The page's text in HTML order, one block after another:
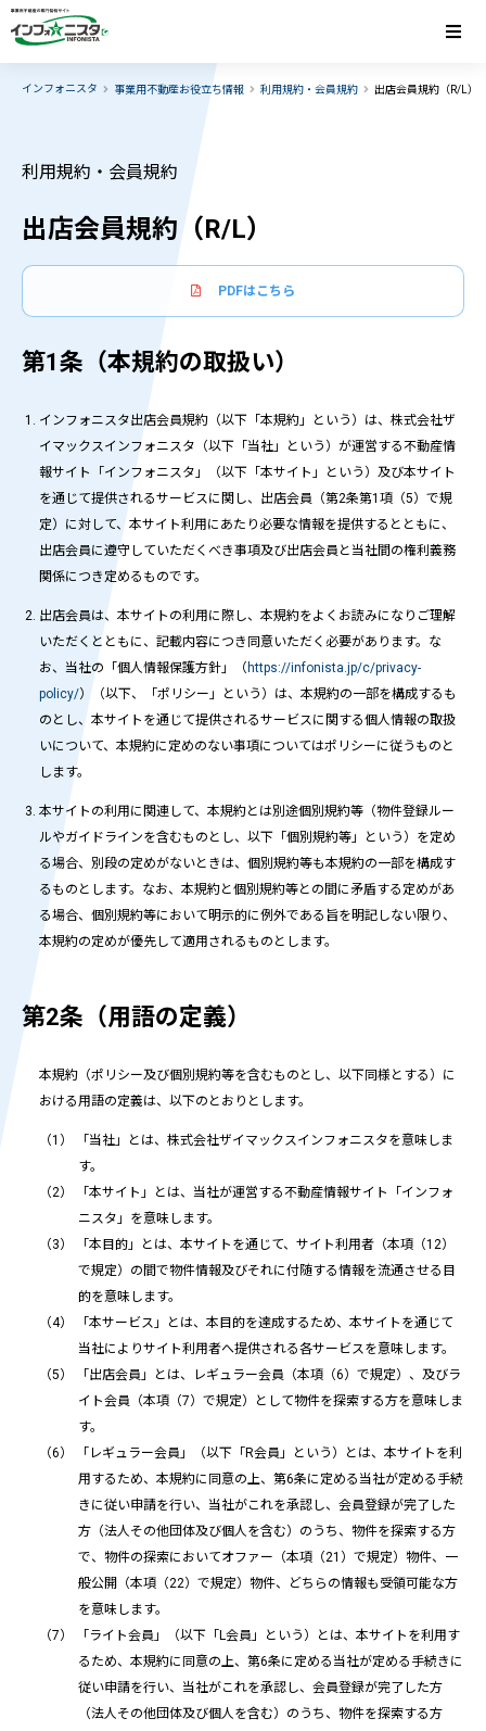
インフォニスタ 事業用不動産お役立ち情報 利用規約・会員規約 出店会員規約（R/L）
利用規約・会員規約
出店会員規約（R/L）
PDFはこちら
第1条（本規約の取扱い）
インフォニスタ出店会員規約（以下「本規約」という）は、株式会社ザ
イマックスインフォニスタ（以下「当社」という）が運営する不動産情
報サイト「インフォニスタ」（以下「本サイト」という）及び本サイト
を通じて提供されるサービスに関し、出店会員（第2条第1項（5）で規
定）に対して、本サイト利用にあたり必要な情報を提供するとともに、
出店会員に遵守していただくべき事項及び出店会員と当社間の権利義務
関係につき定めるものです。
出店会員は、本サイトの利用に際し、本規約をよくお読みになりご理解
いただくとともに、記載内容につき同意いただく必要があります。な
お、当社の「個人情報保護方針」（ https://infonista.jp/c/privacy-
policy/）（以下、「ポリシー」という）は、本規約の一部を構成するも
のとし、本サイトを通じて提供されるサービスに関する個人情報の取扱
いについて、本規約に定めのない事項についてはポリシーに従うものと
します。
本サイトの利用に関連して、本規約とは別途個別規約等（物件登録ルー
ルやガイドラインを含むものとし、以下「個別規約等」という）を定め
る場合、別段の定めがないときは、個別規約等も本規約の一部を構成す
るものとします。なお、本規約と個別規約等との間に矛盾する定めがあ
る場合、個別規約等において明示的に例外である旨を明記しない限り、
本規約の定めが優先して適用されるものとします。
第2条（用語の定義）
本規約（ポリシー及び個別規約等を含むものとし、以下同様とする）に
おける用語の定義は、以下のとおりとします。
「当社」とは、株式会社ザイマックスインフォニスタを意味しま
す。
「本サイト」とは、当社が運営する不動産情報サイト「インフォ
ニスタ」を意味します。
「本目的」とは、本サイトを通じて、サイト利用者（本項（12）
で規定）の間で物件情報及びそれに付随する情報を流通させる目
的を意味します。
「本サービス」とは、本目的を達成するため、本サイトを通じて
当社によりサイト利用者へ提供される各サービスを意味します。
「出店会員」とは、レギュラー会員（本項（6）で規定）、及びラ
イト会員（本項（7）で規定）として物件を探索する方を意味しま
す。
「レギュラー会員」（以下「R会員」という）とは、本サイトを利
用するため、本規約に同意の上、第6条に定める当社が定める手続
きに従い申請を行い、当社がこれを承認し、会員登録が完了した
方（法人その他団体及び個人を含む）のうち、物件を探索する方
で、物件の探索においてオファー（本項（21）で規定）物件、一
般公開（本項（22）で規定）物件、どちらの情報も受領可能な方
を意味します。
「ライト会員」（以下「L会員」という）とは、本サイトを利用す
るため、本規約に同意の上、第6条に定める当社が定める手続きに
従い申請を行い、当社がこれを承認し、会員登録が完了した方
（法人その他団体及び個人を含む）のうち、物件を探索する方